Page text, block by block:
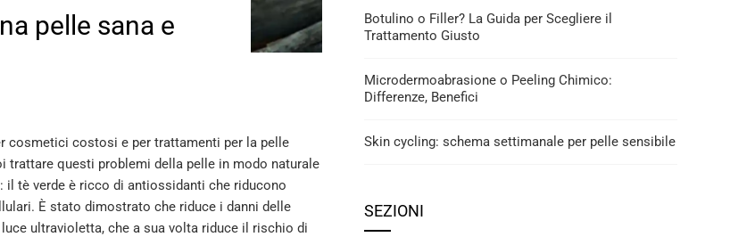
pelle sana e
cosmetici costosi e per trattamenti per la pelle
trattare questi problemi della pelle in modo naturale
tè verde è ricco di antiossidanti che riducono
È stato dimostrato che riduce i danni delle
ultravioletta, che a sua volta riduce il rischio di
Botulino o Filler? La Guida per Scegliere il
Trattamento Giusto
Microdermoabrasione o Peeling Chimico:
Differenze, Benefici
Skin cycling: schema settimanale per pelle sensibile
SEZIONI